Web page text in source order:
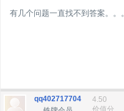
有几个问题一直找不到答案。。
qq402717704
4.50
价值分